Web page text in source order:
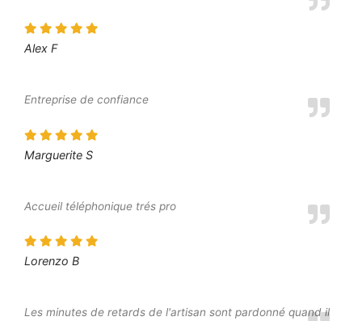
Alex F
Entreprise de confiance
Marguerite S
Accueil téléphonique trés pro
Lorenzo B
Les minutes de retards de l'artisan sont pardonné quand il